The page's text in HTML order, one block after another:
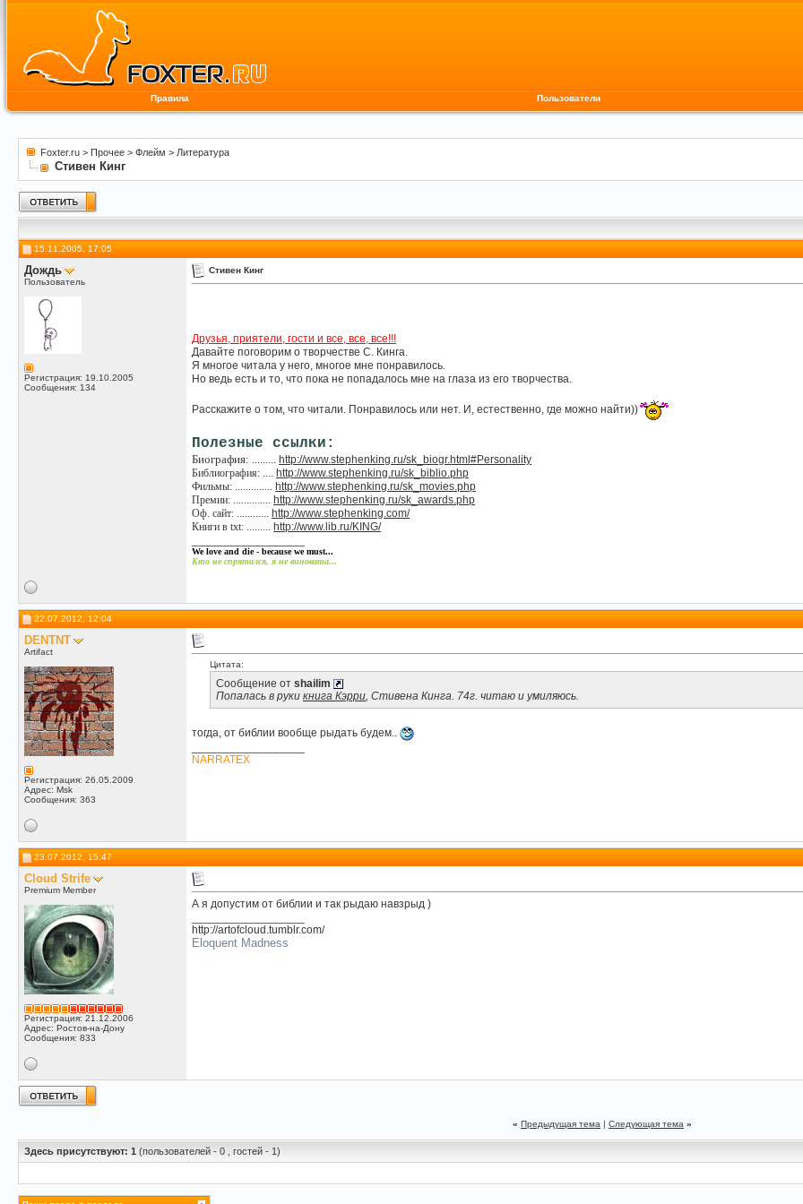
Правила Пользователи
Foxter.ru > Прочее > Флейм > Литература
Стивен Кинг
15.11.2005, 17:05
Дождь
Пользователь
Регистрация: 19.10.2005
Сообщения: 134
Стивен Кинг
Друзья, приятели, гости и все, все, все!!!
Давайте поговорим о творчестве С. Кинга.
Я многое читала у него, многое мне понравилось.
Но ведь есть и то, что пока не попадалось мне на глаза из его творчества.
Расскажите о том, что читали. Понравилось или нет. И, естественно, где можно найти))
Полезные ссылки:
Биография: ......... http://www.stephenking.ru/sk_biogr.html#Personality
Библиография: .... http://www.stephenking.ru/sk_biblio.php
Фильмы: .............. http://www.stephenking.ru/sk_movies.php
Премии: .............. http://www.stephenking.ru/sk_awards.php
Оф. сайт: ............ http://www.stephenking.com/
Книги в txt: ......... http://www.lib.ru/KING/
We love and die - because we must...
Кто не спрятался, я не виновата...
22.07.2012, 12:04
DENTNT
Artifact
Регистрация: 26.05.2009
Адрес: Msk
Сообщения: 363
Цитата:
Сообщение от shailim
Попалась в руки книга Кэрри, Стивена Кинга. 74г. читаю и умиляюсь.
тогда, от библии вообще рыдать будем..
NARRATEX
23.07.2012, 15:47
Cloud Strife
Premium Member
Регистрация: 21.12.2006
Адрес: Ростов-на-Дону
Сообщения: 833
А я допустим от библии и так рыдаю навзрыд )
http://artofcloud.tumblr.com/
Eloquent Madness
« Предыдущая тема | Следующая тема »
Здесь присутствуют: 1 (пользователей - 0 , гостей - 1)